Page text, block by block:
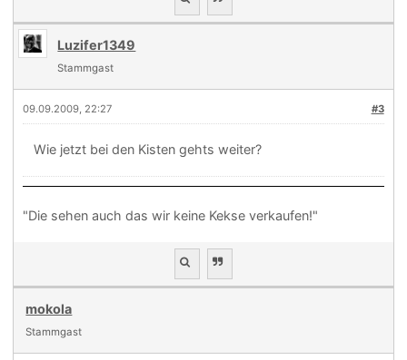
Luzifer1349
Stammgast
#3
09.09.2009, 22:27
Wie jetzt bei den Kisten gehts weiter?
"Die sehen auch das wir keine Kekse verkaufen!"
mokola
Stammgast